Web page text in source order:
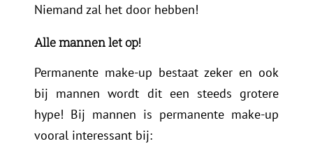
Niemand zal het door hebben!
Alle mannen let op!
Permanente make-up bestaat zeker en ook
bij mannen wordt dit een steeds grotere
hype! Bij mannen is permanente make-up
vooral interessant bij: